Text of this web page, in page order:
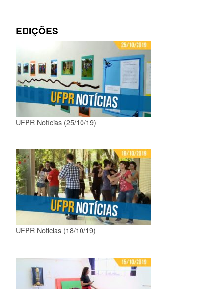
EDIÇÕES
UFPR Notícias (25/10/19)
UFPR Noticias (18/10/19)